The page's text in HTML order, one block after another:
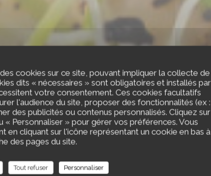
cookies sur ce site, pouvant impliquer la collecte de
dits « nécessaires » sont obligatoires et installés par
votre consentement. Ces cookies facultatifs
l'audience du site, proposer des fonctionnalités (ex :
des publicités ou contenus personnalisés. Cliquez sur
Personnaliser » pour gérer vos préférences. Vous
cliquant sur l'icône représentant un cookie en bas à
des pages du site.
Tout refuser
Personnaliser
PETIT DEJEUNER APERITIVO